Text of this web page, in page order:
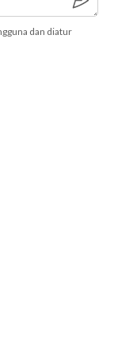
dan diatur